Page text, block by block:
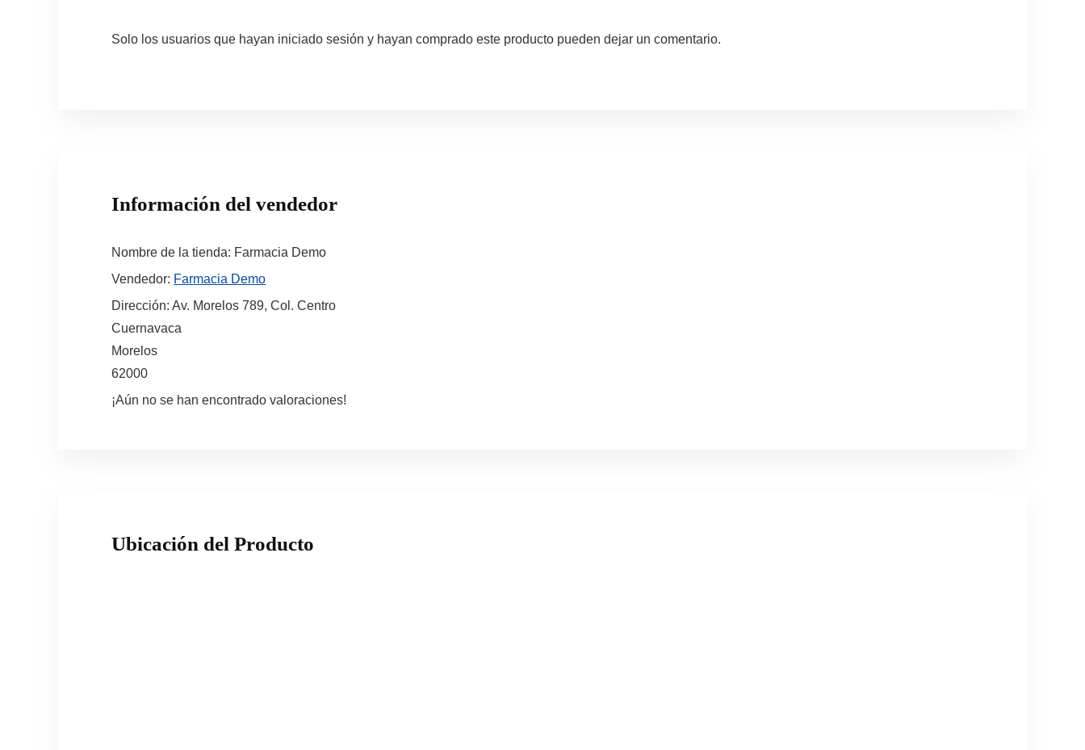
Solo los usuarios que hayan iniciado sesión y hayan comprado este producto pueden dejar un comentario.
Información del vendedor
Nombre de la tienda: Farmacia Demo
Vendedor: Farmacia Demo
Dirección: Av. Morelos 789, Col. Centro
Cuernavaca
Morelos
62000
¡Aún no se han encontrado valoraciones!
Ubicación del Producto